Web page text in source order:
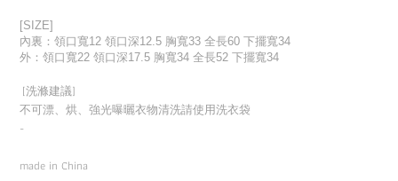
[SIZE]
內裏：領口寬12 領口深12.5 胸寬33 全長60 下擺寬34
外：領口寬22 領口深17.5 胸寬34 全長52 下擺寬34
[洗滌建議]
不可漂、烘、強光曝曬衣物清洗請使用洗衣袋
-
made in China